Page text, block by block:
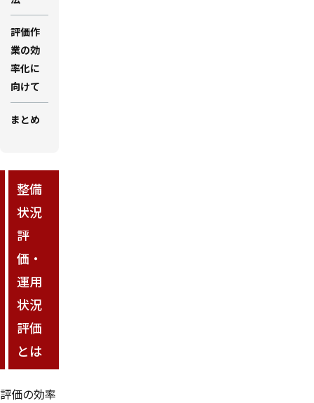
評価作
業の効
率化に
向けて
まとめ
整備
状況
評
価・
運用
状況
評価
とは
評価の効率